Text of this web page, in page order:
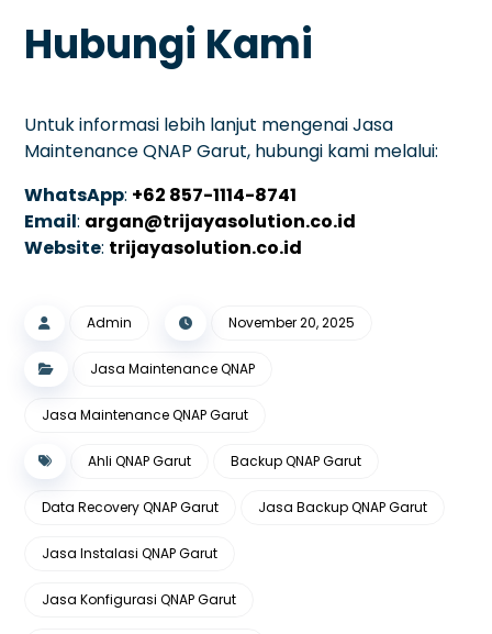
Hubungi Kami
Untuk informasi lebih lanjut mengenai Jasa
Maintenance QNAP Garut, hubungi kami melalui:
WhatsApp: +62 857-1114-8741
Email: argan@trijayasolution.co.id
Website: trijayasolution.co.id
Admin November 20, 2025
Jasa Maintenance QNAP
Jasa Maintenance QNAP Garut
Ahli QNAP Garut Backup QNAP Garut
Data Recovery QNAP Garut Jasa Backup QNAP Garut
Jasa Instalasi QNAP Garut
Jasa Konfigurasi QNAP Garut